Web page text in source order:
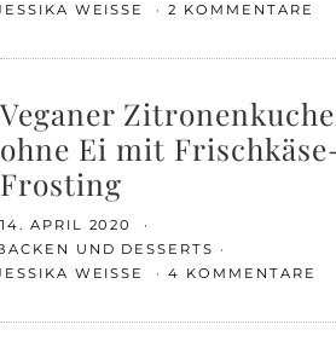
WEISSE
2 KOMMENTARE
Veganer
ohne Ei mit
Frosting
14. APRIL 2020
UND DESSERTS
WEISSE
4 KOMMENTARE